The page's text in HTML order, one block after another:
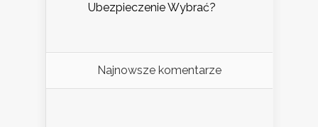
Ubezpieczenie Wybrać?
Najnowsze komentarze